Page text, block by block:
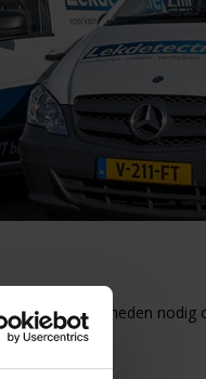
omstandigheden nodig